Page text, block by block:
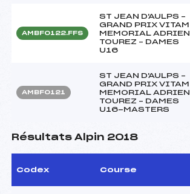
AMBF0122.FFS
ST JEAN D'AULPS –
GRAND PRIX VITAM
MEMORIAL ADRIEN
TOUREZ – DAMES
U16
AMBF0121
ST JEAN D'AULPS –
GRAND PRIX VITAM
MEMORIAL ADRIEN
TOUREZ – DAMES
U16-MASTERS
Résultats Alpin 2018
Codex Course